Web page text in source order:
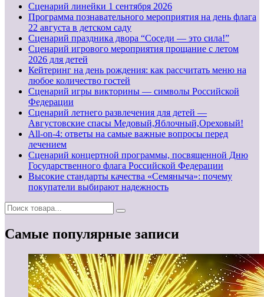
Cценарий линейки 1 сентября 2026
Программа познавательного мероприятия на день флага
22 августа в детском саду
Сценарий праздника двора “Соседи — это сила!”
Сценарий игрового мероприятия прощание с летом
2026 для детей
Кейтеринг на день рождения: как рассчитать меню на
любое количество гостей
Сценарий игры викторины — символы Российской
Федерации
Сценарий летнего развлечения для детей —
Августовские спасы Медовый,Яблочный,Ореховый!
All-on-4: ответы на самые важные вопросы перед
лечением
Сценарий концертной программы, посвященной Дню
Государственного флага Российской Федерации
Высокие стандарты качества «Семяныча»: почему
покупатели выбирают надежность
Самые популярные записи